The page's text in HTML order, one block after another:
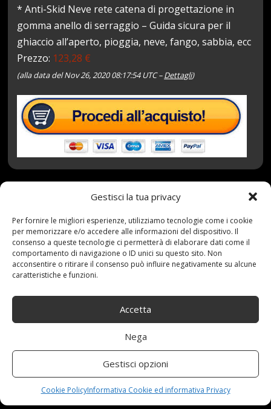
Gestisci la tua privacy
Per fornire le migliori esperienze, utilizziamo tecnologie come i cookie
per memorizzare e/o accedere alle informazioni del dispositivo. Il
consenso a queste tecnologie ci permetterà di elaborare dati come il
comportamento di navigazione o ID unici su questo sito. Non
acconsentire o ritirare il consenso può influire negativamente su alcune
caratteristiche e funzioni.
Accetta
Nega
Gestisci opzioni
Cookie PolicyInformativa Cookie ed informativa Privacy
* Anti-Skid Neve rete catena di progettazione in
gomma anello di serraggio – Guida sicura per il
ghiaccio all’aperto, pioggia, neve, fango, sabbia, ecc
Prezzo: 123,28 €
(alla data del Nov 26, 2020 08:17:54 UTC –Dettagli)
redazione
AntiSkid, Auto,CATENA,Catene,Emergenza,Facile,
Fdhoi,Gradini,Installare,Inverno,Neve, PNEUMATICI
Portatile , Traction Categories: Shop
Articoli recenti
Assicurazione auto e sostituzione lunotto: le cose
21 Aprile,2026
Range Rover: un’icona tra i luxury SUV
25 Novembre,2024